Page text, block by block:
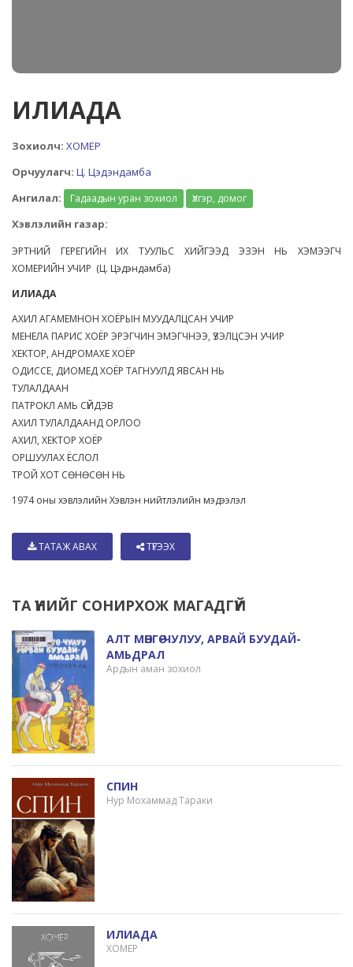
ИЛИАДА
Зохиолч: ХОМЕР
Орчуулагч: Ц. Цэдэндамба
Ангилал:
Гадаадын уран зохиол Үлгэр, домог
Хэвлэлийн газар:
ЭРТНИЙ ГЕРЕГИЙН ИХ ТУУЛЬС ХИЙГЭЭД ЭЗЭН НЬ ХЭМЭЭГЧ
ХОМЕРИЙН УЧИР (Ц. Цэдэндамба)
ИЛИАДА
АХИЛ АГАМЕМНОН ХОЁРЫН МУУДАЛЦСАН УЧИР
МЕНЕЛА ПАРИС ХОЁР ЭРЭГЧИН ЭМЭГЧНЭЭ, ҮЗЭЛЦСЭН УЧИР
ХЕКТОР, АНДРОМАХЕ ХОЁР
ОДИССЕ, ДИОМЕД ХОЁР ТАГНУУЛД ЯВСАН НЬ
ТУЛАЛДААН
ПАТРОКЛ АМЬ СҮЙДЭВ
АХИЛ ТУЛАЛДААНД ОРЛОО
АХИЛ, ХЕКТОР ХОЁР
ОРШУУЛАХ ЁСЛОЛ
ТРОЙ ХОТ СӨНӨСӨН НЬ
1974 оны хэвлэлийн Хэвлэн нийтлэлийн мэдээлэл
ТАТАЖ АВАХ ТҮГЭЭХ
ТА ҮҮНИЙГ СОНИРХОЖ МАГАДГҮЙ
АЛТ МӨНГӨ-ЧУЛУУ, АРВАЙ БУУДАЙ-
АМЬДРАЛ
Ардын аман зохиол
СПИН
Нур Мохаммад Тараки
ИЛИАДА
ХОМЕР